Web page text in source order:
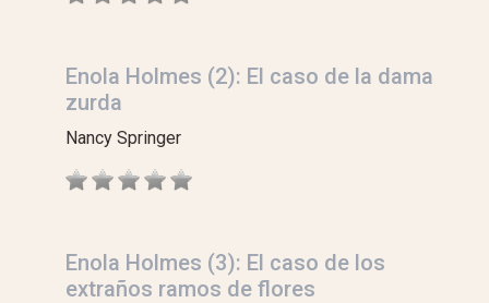
Enola Holmes (2): El caso de la dama
zurda
Nancy Springer
Enola Holmes (3): El caso de los
extraños ramos de flores